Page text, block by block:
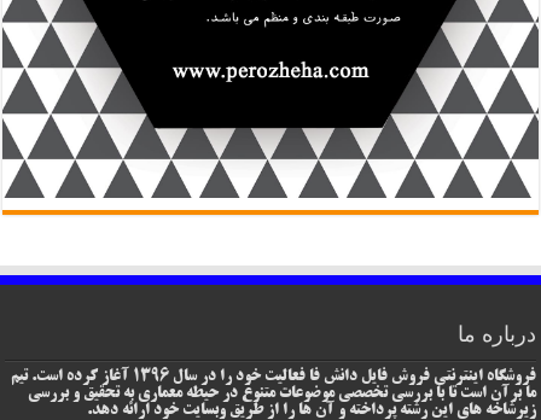
درباره ما
فروشگاه اینترنتی فروش فایل دانش فا فعالیت خود را در سال 1396 آغاز کرده است. تیم
ما برآن است تا با بررسی تخصصی موضوعات متنوع در حیطه معماری به تحقیق و بررسی
زیرشاخه های این رشته پرداخته و آن ها را از طریق وبسایت خود ارائه دهد.